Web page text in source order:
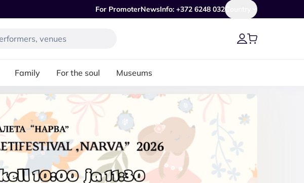
For PromoterNewsInfo: +372 6248 032Country
Family For the soul Museums